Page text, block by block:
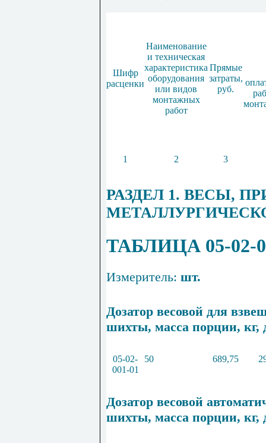
Шифр
расценки
Наименование
и техническая
характеристика
оборудования
или видов
монтажных
работ
Прямые
затраты,
руб.
1 2 3
РАЗДЕЛ 1. ВЕСЫ,
ТАБЛИЦА 05-02-
Измеритель: шт.
Дозатор весовой для
шихты, масса порции, кг,
05-02-
001-01
50 689,75
Дозатор весовой
шихты, масса порции, кг,